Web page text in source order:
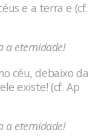
e a terra e (cf.
a eternidade!
céu, debaixo da
existe! (cf. Ap
a eternidade!